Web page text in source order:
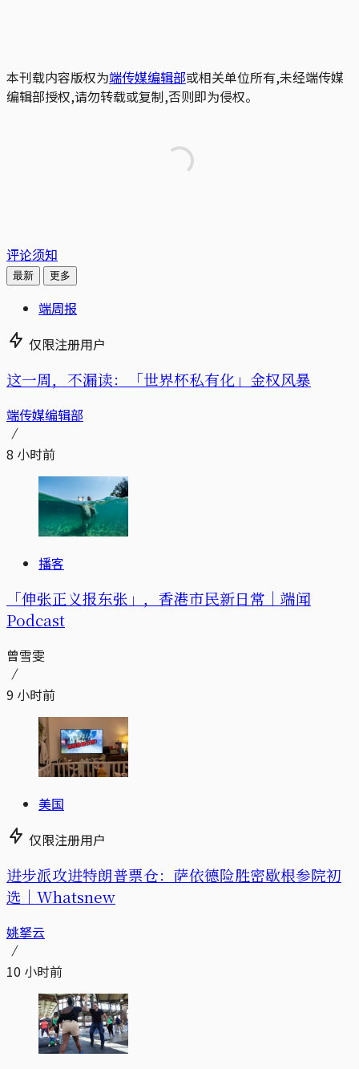
本刊载内容版权为端传媒编辑部或相关单位所有,未经端传媒
编辑部授权,请勿转载或复制,否则即为侵权。
评论须知
最新 更多
端周报
仅限注册用户
这一周，不漏读：「世界杯私有化」金权风暴
端传媒编辑部
8 小时前
播客
「伸张正义报东张」，香港市民新日常｜端闻
Podcast
曾雪雯
9 小时前
美国
仅限注册用户
进步派攻进特朗普票仓：萨依德险胜密歇根参院初
选｜Whatsnew
姚拏云
10 小时前